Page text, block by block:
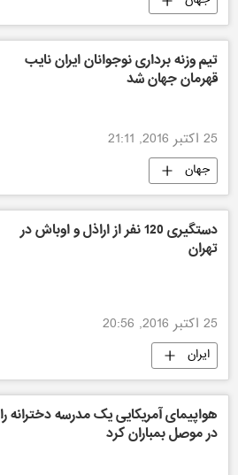
تیم وزنه برداری نوجوانان ایران نایب
قهرمان جهان شد
25 اکتبر 2016, 21:11
جهان
دستگیری 120 نفر از اراذل و اوباش در
تهران
25 اکتبر 2016, 20:56
ایران
هواپیمای آمریکایی یک مدرسه دخترانه را
در موصل بمباران کرد